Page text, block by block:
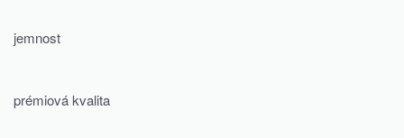
jemnost
prémiová kvalita